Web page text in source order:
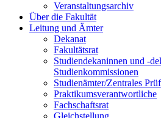
Veranstaltungsarchiv
Über die Fakultät
Leitung und Ämter
Dekanat
Fakultätsrat
Studiendekaninnen und -
Studienkommissionen
Studienämter/Zentrales
Praktikumsverantwortliche
Fachschaftsrat
Gleichstellung